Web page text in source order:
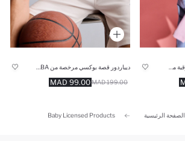
99.00 MAD 199.00 MAD
الصفحة الرئيسية Baby Licensed Products